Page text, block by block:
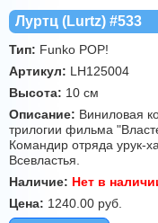
Луртц (Lurtz) #533
Тип: Funko POP!
Артикул: LH125004
Высота: 10 см
Описание: Виниловая
трилогии фильма
Командир отряда урук-
Всевластья.
Наличие: Нет в
Цена: 1240.00 руб.